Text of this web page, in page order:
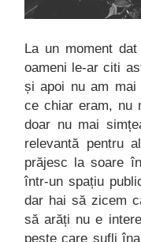
La un moment
oameni le-ar citi
și apoi nu am
ce chiar eram, nu
doar nu mai
relevantă pentru
prăjesc la soare
într-un spațiu
dar hai să zicem
să arăți nu e
peste care sufli